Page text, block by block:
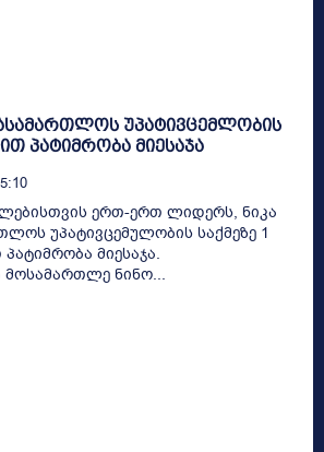
უპატივცემლობის
პატიმრობა მიესაჯა
ერთ-ერთ ლიდერს, ნიკა
უპატივცემულობის საქმეზე 1
მიესაჯა.
მოსამართლე ნინო...